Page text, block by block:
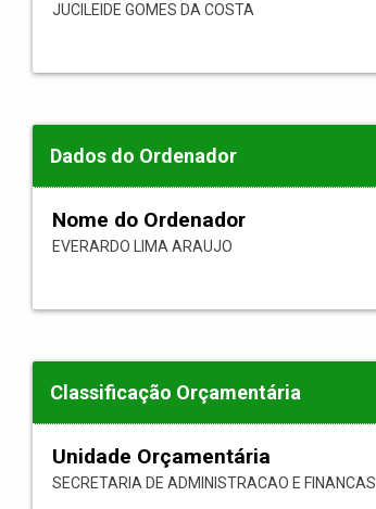
JUCILEIDE GOMES DA COSTA
Dados do Ordenador
Nome do Ordenador
EVERARDO LIMA ARAUJO
Classificação Orçamentária
Unidade Orçamentária
SECRETARIA DE ADMINISTRACAO E FINANCAS